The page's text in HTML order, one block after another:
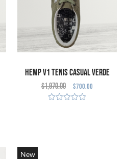
Hemp V1 Tenis Casual Verde
(Defecto Cosmético)
$1,970.00 $700.00
New